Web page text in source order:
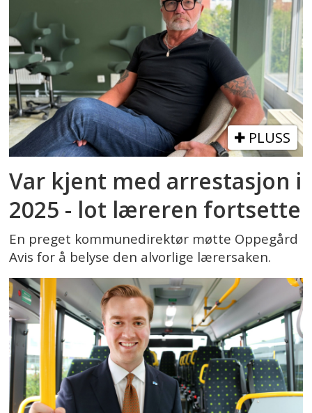
PLUSS
Var kjent med arrestasjon i
2025 - lot læreren fortsette
En preget kommunedirektør møtte Oppegård
Avis for å belyse den alvorlige lærersaken.